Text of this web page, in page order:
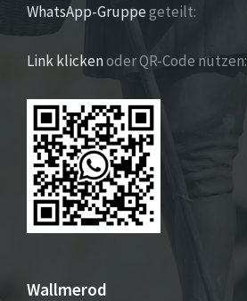
WhatsApp-Gruppegeteilt:
Link klickenoder QR-Code nutzen:
Wallmerod